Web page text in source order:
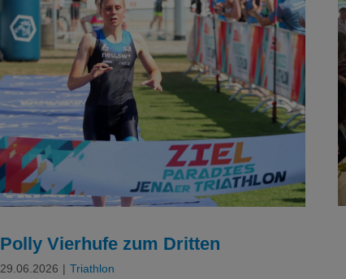
Polly Vierhufe zum Dritten
Triathlon
Polly Vierhufe zum Dritten
29.06.2026 | Triathlon